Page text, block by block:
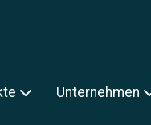
Unternehmen